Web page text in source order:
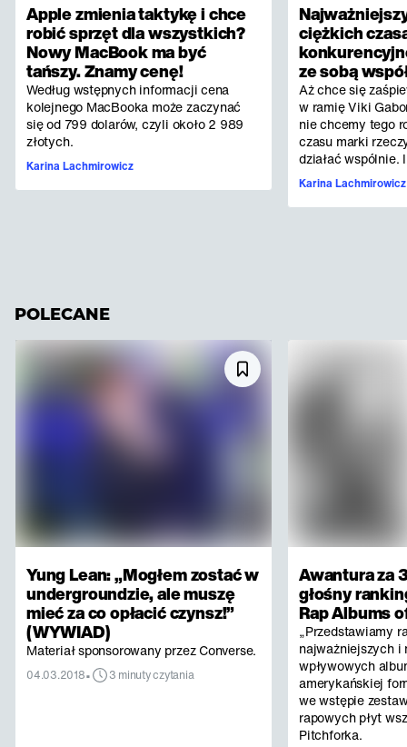
Apple zmienia taktykę i chce
robić sprzęt dla wszystkich?
Nowy MacBook ma być
tańszy. Znamy cenę!
Według wstępnych informacji cena
kolejnego MacBooka może zaczynać
się od 799 dolarów, czyli około 2 989
złotych.
Karina Lachmirowicz
ciężkich
ze sobą
Aż chce się
w ramię Viki
nie chcemy tego
czasu marki
działać wspólnie.
Karina Lachmirowicz
POLECANE
Yung Lean: „Mogłem zostać w
undergroundzie, ale muszę
mieć za co opłacić czynsz!”
(WYWIAD)
Materiał sponsorowany przez Converse.
04.03.2018• 3 minuty czytania
Awantura za
głośny
Rap Albums
„Przedstawiamy
najważniejszych i
wpływowych
amerykańskiej
we wstępie
rapowych płyt
Pitchforka.